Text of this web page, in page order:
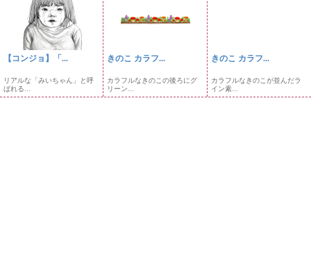
【コンジョ】「...
リアルな「みいちゃん」と呼
ばれる...
きのこ カラフ...
カラフルなきのこの後ろにグ
リーン...
きのこ カラフ...
カラフルなきのこが並んだラ
イン素...